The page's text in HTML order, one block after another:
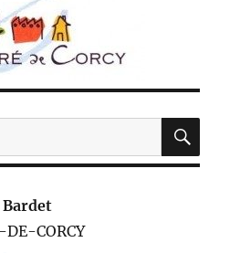
Bardet
CORCY